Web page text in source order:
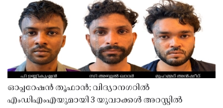
ഓപ്പറേഷൻ തൂഫാൻ; വിദ്യാനഗറിൽ
എംഡിഎംഎയുമായി 3 യുവാക്കൾ അറസ്റ്റിൽ